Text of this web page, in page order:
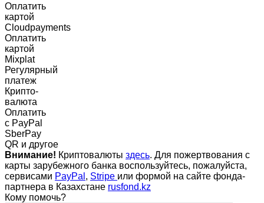
Оплатить
картой
Cloudpayments
Оплатить
картой
Mixplat
Регулярный
платеж
Крипто-
валюта
Оплатить
c PayPal
SberPay
QR и другое
Внимание! Криптовалюты здесь. Для пожертвования с
карты зарубежного банка воспользуйтесь, пожалуйста,
сервисами PayPal , Stripe или формой на сайте фонда-
партнера в Казахстане rusfond.kz
Кому помочь?